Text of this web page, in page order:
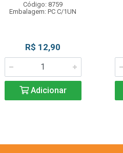
Código: 8759
Embalagem: PC C/1UN
R$ 12,90
Adicionar